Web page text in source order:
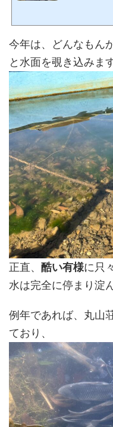
コンディションに拘
今年は、どんなもん
と水面を覗き込みま
正直、 酷い有様に只
水は完全に停まり淀
例年であれば、丸山
ており、